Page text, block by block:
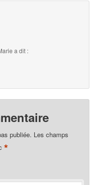
a dit :
publiée. Les champs
*